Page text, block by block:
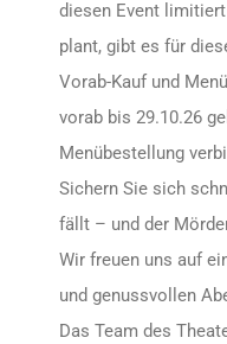
diesen Event
plant, gibt es für
Vorab-Kauf und
vorab bis 29.10.26
Menübestellung
Sichern Sie sich
fällt – und der
Wir freuen uns auf
und genussvollen
Das Team des